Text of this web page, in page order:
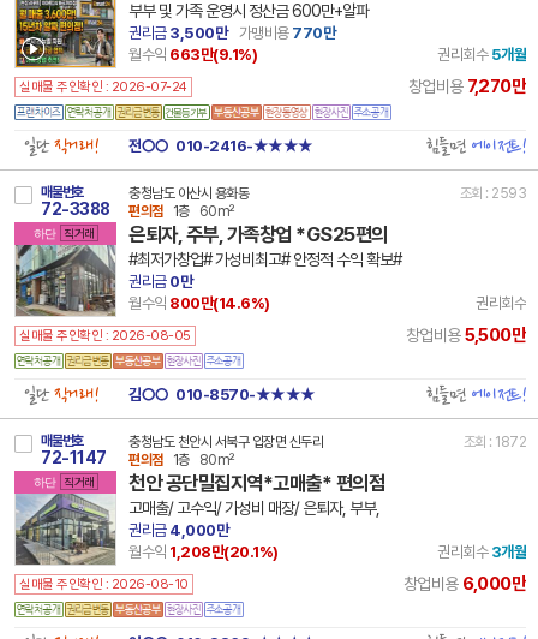
부부 및 가족 운영시 정산금 600만+알파
권리금3,500만 가맹비용770만
월수익 663만(9.1%) 권리회수 5개월
실매물 주인확인 : 2026-07-24 창업비용 7,270만
건물등기부
일단직거래! 전○○ 010-2416-★★★★ 힘들면에이전트!
매물번호
72-3388
하단 직거래
충청남도 아산시 용화동
조회 : 2593
편의점
1층 60m²
은퇴자, 주부, 가족창업 *GS25편의
#최저가창업# 가성비최고# 안정적 수익 확보#
권리금0만
월수익 800만(14.6%) 권리회수
실매물 주인확인 : 2026-08-05 창업비용5,500만
일단직거래! 김○○ 010-8570-★★★★ 힘들면에이전트!
매물번호
72-1147
하단 직거래
충청남도 천안시 서북구 입장면 신두리
조회 : 1872
편의점
1층 80m²
천안 공단밀집지역*고매출* 편의점
고매출/ 고수익/ 가성비 매장/ 은퇴자, 부부,
권리금4,000만
월수익 1,208만(20.1%) 권리회수 3개월
실매물 주인확인 : 2026-08-10 창업비용 6,000만